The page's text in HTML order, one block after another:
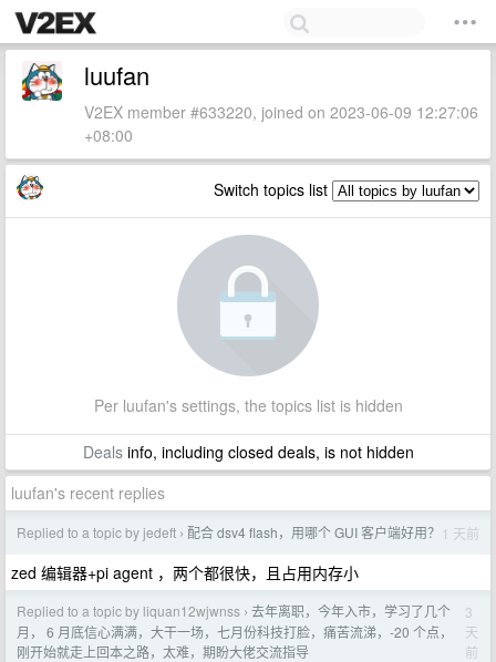
luufan
V2EX member #633220, joined on 2023-06-09 12:27:06
+08:00
Switch topics list
Per luufan's settings, the topics list is hidden
Dealsinfo, including closed deals, is not hidden
luufan's recent replies
Replied to a topic by jedeft › 配合 dsv4 flash，用哪个 GUI 客户端好用？ 1 天前
zed 编辑器+pi agent ，两个都很快，且占用内存小
Replied to a topic by liquan12wjwnss › 去年离职，今年入市，学习了几个
月， 6 月底信心满满，大干一场，七月份科技打脸，痛苦流涕，-20 个点，
刚开始就走上回本之路，太难，期盼大佬交流指导
3
天
前